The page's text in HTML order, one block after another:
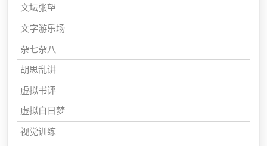
文坛张望
文字游乐场
杂七杂八
胡思乱讲
虚拟书评
虚拟白日梦
视觉训练